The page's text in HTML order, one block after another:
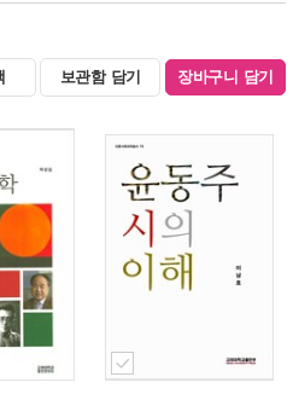
보관함 담기 장바구니 담기